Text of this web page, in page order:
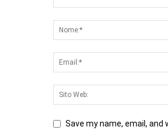
Save my name, email,